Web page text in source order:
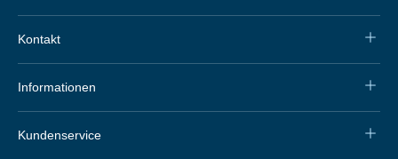
Kontakt
Informationen
Kundenservice